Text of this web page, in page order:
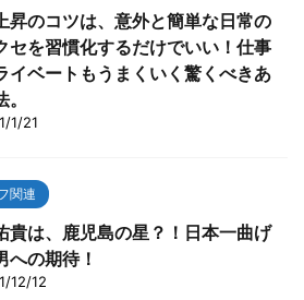
昇のコツは、意外と簡単な日常の
セを習慣化するだけでいい！仕事
イベートもうまくいく驚くべきあ
1/21
関連
貴は、鹿児島の星？！日本一曲げ
への期待！
12/12